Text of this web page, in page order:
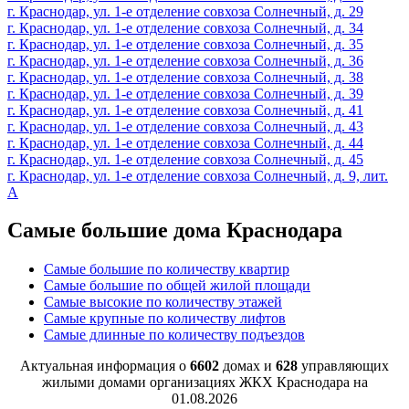
г. Краснодар, ул. 1-е отделение совхоза Солнечный, д. 29
г. Краснодар, ул. 1-е отделение совхоза Солнечный, д. 34
г. Краснодар, ул. 1-е отделение совхоза Солнечный, д. 35
г. Краснодар, ул. 1-е отделение совхоза Солнечный, д. 36
г. Краснодар, ул. 1-е отделение совхоза Солнечный, д. 38
г. Краснодар, ул. 1-е отделение совхоза Солнечный, д. 39
г. Краснодар, ул. 1-е отделение совхоза Солнечный, д. 41
г. Краснодар, ул. 1-е отделение совхоза Солнечный, д. 43
г. Краснодар, ул. 1-е отделение совхоза Солнечный, д. 44
г. Краснодар, ул. 1-е отделение совхоза Солнечный, д. 45
г. Краснодар, ул. 1-е отделение совхоза Солнечный, д. 9, лит.
А
Самые большие дома Краснодара
Самые большие по количеству квартир
Самые большие по общей жилой площади
Самые высокие по количеству этажей
Самые крупные по количеству лифтов
Самые длинные по количеству подъездов
Актуальная информация о 6602 домах и 628 управляющих
жилыми домами организациях ЖКХ Краснодара на
01.08.2026